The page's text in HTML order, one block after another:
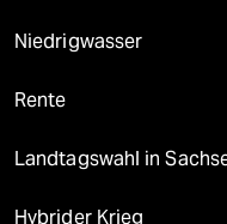
Niedrigwasser
Rente
Landtagswahl in
Hybrider Krieg